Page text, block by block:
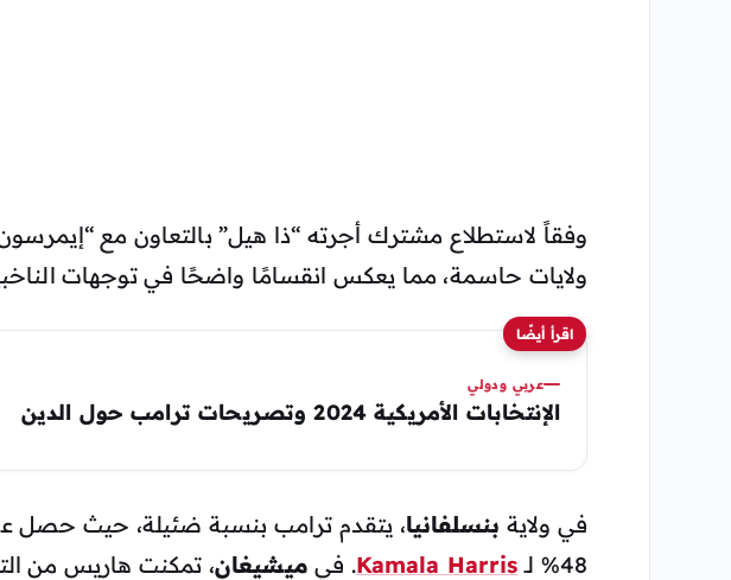
وفقاً لاستطلاع مشترك أجرته “ذا هيل” بالتعاون مع
ولايات حاسمة، مما يعكس انقسامًا واضحًا في توجهات
اقرأ أيضًا
عربي ودولي
الإنتخابات الأمريكية 2024 وتصريحات ترامب حول الدين
في ولاية بنسلفانيا
48% لـ
Kamala Harris. في ميشيغان، تمكنت هاريس من